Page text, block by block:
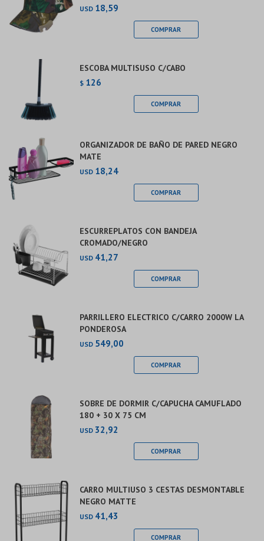
USD 18,59
ESCOBA MULTISUSO C/CABO
$ 126
ORGANIZADOR DE BAÑO DE PARED NEGRO
MATE
USD 18,24
ESCURREPLATOS CON BANDEJA
CROMADO/NEGRO
USD 41,27
PARRILLERO ELECTRICO C/CARRO 2000W LA
PONDEROSA
USD 549,00
SOBRE DE DORMIR C/CAPUCHA CAMUFLADO
180 + 30 X 75 CM
USD 32,92
CARRO MULTIUSO 3 CESTAS DESMONTABLE
NEGRO MATTE
USD 41,43